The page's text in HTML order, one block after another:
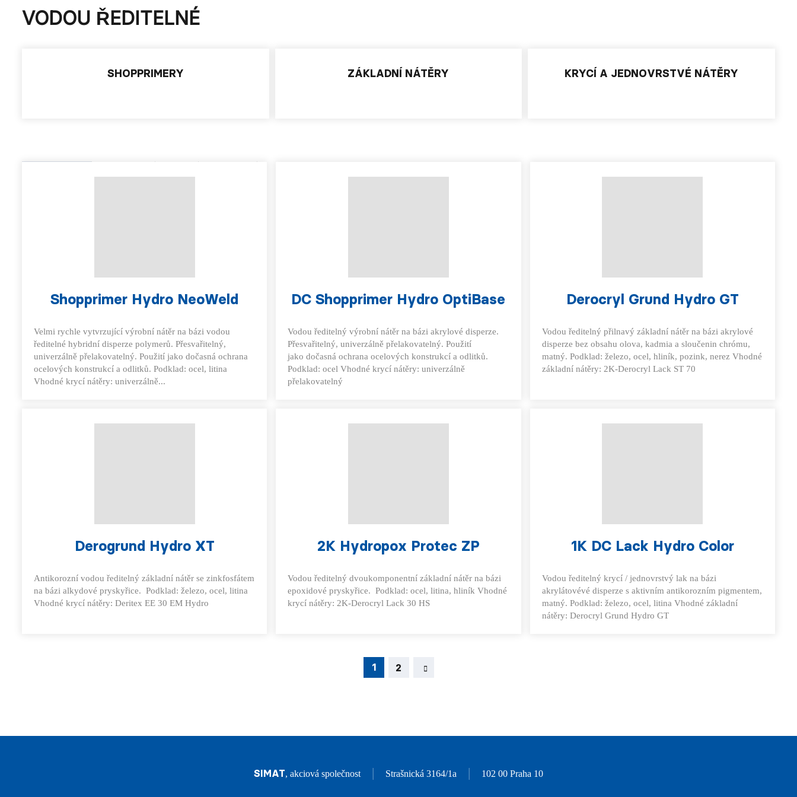
VODOU ŘEDITELNÉ
SHOPPRIMERY ZÁKLADNÍ NÁTĚRY KRYCÍ A JEDNOVRSTVÉ NÁTĚRY
Od nejdražšího Novinky
Shopprimer Hydro NeoWeld
Velmi rychle vytvrzující výrobní nátěr na bázi vodou
ředitelné hybridní disperze polymerů. Přesvařitelný,
univerzálně přelakovatelný. Použití jako dočasná ochrana
ocelových konstrukcí a odlitků. Podklad: ocel, litina
Vhodné krycí nátěry: univerzálně...
DC Shopprimer Hydro OptiBase
Vodou ředitelný výrobní nátěr na bázi akrylové disperze.
Přesvařitelný, univerzálně přelakovatelný. Použití
jako dočasná ochrana ocelových konstrukcí a odlitků.
Podklad: ocel Vhodné krycí nátěry: univerzálně
přelakovatelný
Derocryl Grund Hydro GT
Vodou ředitelný přilnavý základní nátěr na bázi akrylové
disperze bez obsahu olova, kadmia a sloučenin chrómu,
matný. Podklad: železo, ocel, hliník, pozink, nerez Vhodné
základní nátěry: 2K-Derocryl Lack ST 70
Derogrund Hydro XT
Antikorozní vodou ředitelný základní nátěr se zinkfosfátem
na bázi alkydové pryskyřice. Podklad: železo, ocel, litina
Vhodné krycí nátěry: Deritex EE 30 EM Hydro
2K Hydropox Protec ZP
Vodou ředitelný dvoukomponentní základní nátěr na bázi
epoxidové pryskyřice. Podklad: ocel, litina, hliník Vhodné
krycí nátěry: 2K-Derocryl Lack 30 HS
1K DC Lack Hydro Color
Vodou ředitelný krycí / jednovrstvý lak na bázi
akrylátovévé disperze s aktivním antikorozním pigmentem,
matný. Podklad: železo, ocel, litina Vhodné základní
nátěry: Derocryl Grund Hydro GT
1 2
SIMAT, akciová společnost | Strašnická 3164/1a | 102 00 Praha 10